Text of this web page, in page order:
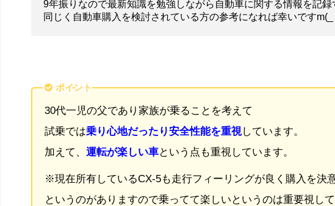
9年振りなので最新知識を勉強しながら自動車に関する情報を記録
同じく自動車購入を検討されている方の参考になれば幸いですm(_
ポイント
30代一児の父であり家族が乗ることを考えて
試乗では乗り心地だったり安全性能を重視しています。
加えて、 運転が楽しい車という点も重視しています。
※現在所有しているCX-5も走行フィーリングが良く購入を決
というのがありますので乗ってて楽しいというのは重要視して